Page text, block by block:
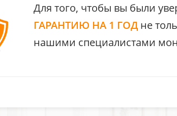
Для того, чтобы вы были
ГАРАНТИЮ НА 1 ГОД не
нашими специалистами